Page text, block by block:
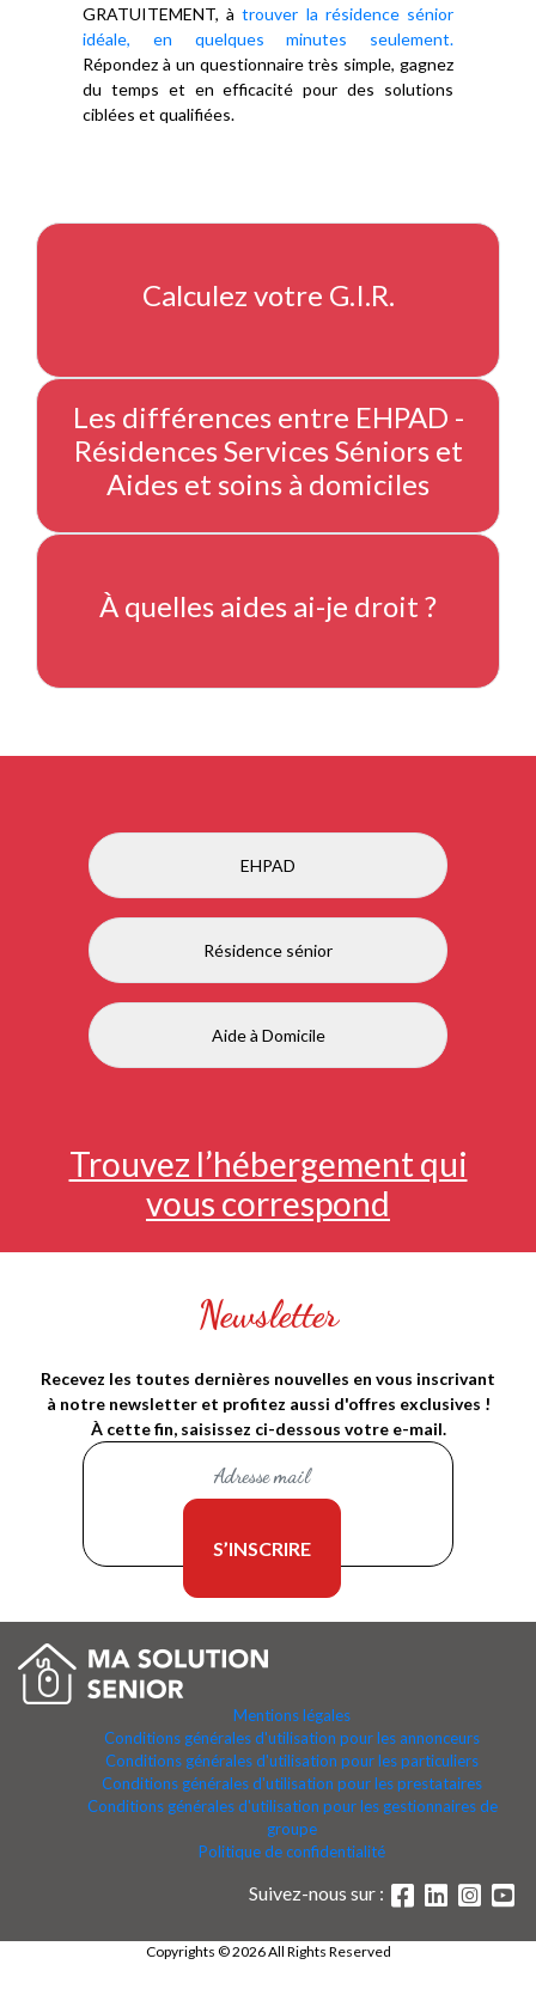
GRATUITEMENT, àtrouver la résidence sénior
idéale, en quelques minutes seulement.
Répondez à un questionnaire très simple, gagnez
du temps et en efficacité pour des solutions
ciblées et qualifiées.
Calculez votre G.I.R.
Les différences entre EHPAD -
Résidences Services Séniors et
Aides et soins à domiciles
À quelles aides ai-je droit ?
EHPAD
Résidence sénior
Aide à Domicile
Trouvez l’hébergement qui
vous correspond
Newsletter
Recevez les toutes dernières nouvelles en vous inscrivant
à notre newsletter et profitez aussi d'offres exclusives !
À cette fin, saisissez ci-dessous votre e-mail.
Mentions légales
Conditions générales d'utilisation pour les annonceurs
Conditions générales d'utilisation pour les particuliers
Conditions générales d'utilisation pour les prestataires
Conditions générales d'utilisation pour les gestionnaires de
groupe
Politique de confidentialité
Suivez-nous sur :
Copyrights © 2026 All Rights Reserved